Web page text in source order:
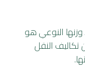
النوعي هو
النقل